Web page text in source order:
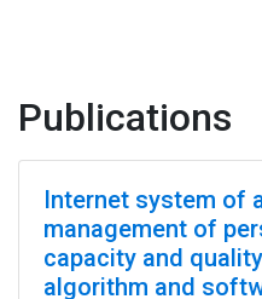
Publications
Internet system of
management of
capacity and
algorithm and